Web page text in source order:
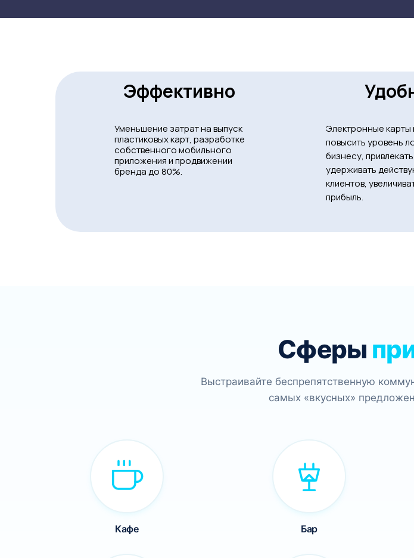
Эффективно
Электронные
повысить уровень
бизнесу,
удерживать
клиентов,
прибыль.
Уменьшение затрат на выпуск
пластиковых карт, разработке
собственного мобильного
приложения и продвижении
бренда до 80%.
Сферы
Выстраивайте беспрепятственную
самых «вкусных»
Кафе Бар